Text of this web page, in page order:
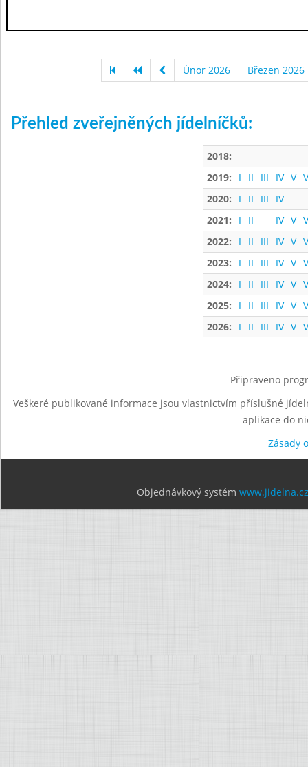
Únor 2026 Březen 2026
Přehled zveřejněných jídelníčků:
2018:
2019:
I II III IV V
2020:
I II III
IV
2021:
I II IV V
2022:
I II III IV V
2023:
I II III IV V
2024:
I II III IV V
2025:
I II III IV V
2026:
I II III IV V
Připraveno
Veškeré publikované informace jsou vlastnictvím příslušné
aplikace do
Zásady
Objednávkový systém www.jidelna.cz